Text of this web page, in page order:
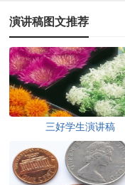
演讲稿图文推荐
三好学生演讲稿